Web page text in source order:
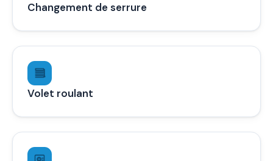
Changement de serrure
Volet roulant